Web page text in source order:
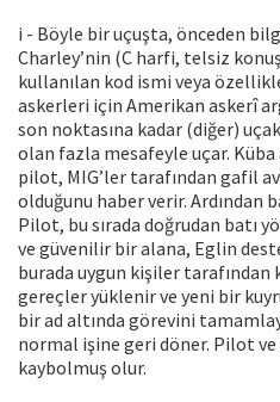
i - Böyle bir uçuşta, önceden
Charley’nin (C harfi, telsiz
kullanılan kod ismi veya
askerleri için Amerikan askerî
son noktasına kadar (diğer)
olan fazla mesafeyle uçar. Küba
pilot, MIG’ler tarafından gafil
olduğunu haber verir. Ardından
Pilot, bu sırada doğrudan batı
ve güvenilir bir alana, Eglin
burada uygun kişiler tarafından
gereçler yüklenir ve yeni bir
bir ad altında görevini
normal işine geri döner. Pilot ve
kaybolmuş olur.